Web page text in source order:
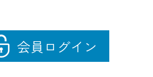
会員 ログイン